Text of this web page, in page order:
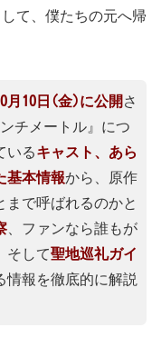
して、僕たちの元へ帰
月10日(金)に公開 さ
チメートル』につ
いるキャスト、あら
基本情報から、原作
まで呼ばれるのかと
、ファンなら誰もが
そして聖地巡礼ガイ
情報を徹底的に解説